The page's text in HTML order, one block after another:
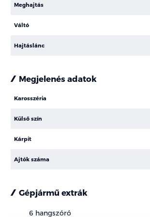
Meghajtás
Váltó
Hajtáslánc
Megjelenés adatok
Karosszéria
Külső szín
Kárpit
Ajtók száma
Gépjármű extrák
6 hangszóró